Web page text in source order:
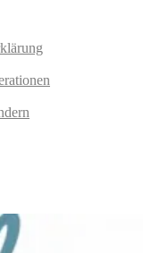
Mamablog
mit drei Kindern